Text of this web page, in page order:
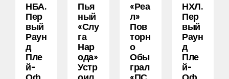
НБА.
Пер
Вый
Раун
Д
Пле
Й-
Пья
Ный
«слу
Га
Нар
Ода»
Устр
«Реа
Л»
Пов
Торн
О
Обы
Грал
НХЛ.
Пер
Вый
Раун
Д
Пле
Й-